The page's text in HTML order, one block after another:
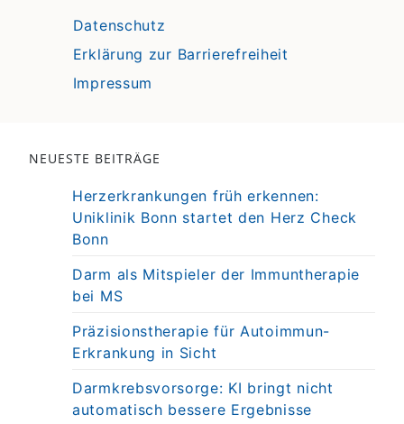
Datenschutz
Erklärung zur Barrierefreiheit
Impressum
NEUESTE BEITRÄGE
Herzerkrankungen früh erkennen:
Uniklinik Bonn startet den Herz Check
Bonn
Darm als Mitspieler der Immuntherapie
bei MS
Präzisionstherapie für Autoimmun-
Erkrankung in Sicht
Darmkrebsvorsorge: KI bringt nicht
automatisch bessere Ergebnisse